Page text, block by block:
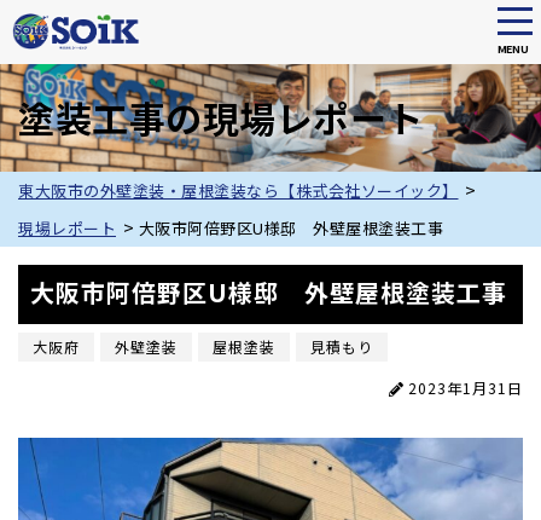
Skip
to
main
content
MENU
塗装工事の現場レポート
東大阪市の外壁塗装・屋根塗装なら【株式会社ソーイック】 >
現場レポート > 大阪市阿倍野区U様邸 外壁屋根塗装工事
大阪市阿倍野区U様邸 外壁屋根塗装工事
大阪府 外壁塗装 屋根塗装
見積もり
2023年1月31日